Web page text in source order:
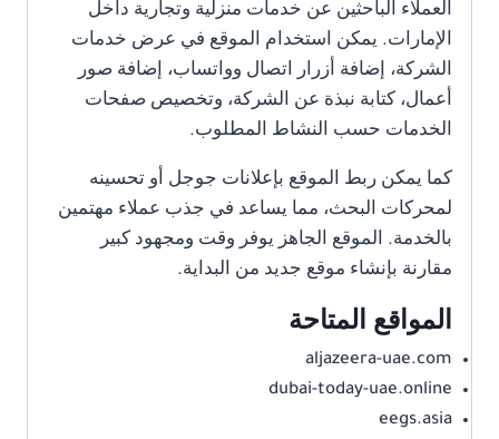
العملاء الباحثين عن خدمات منزلية وتجارية داخل
الإمارات. يمكن استخدام الموقع في عرض خدمات
الشركة، إضافة أزرار اتصال وواتساب، إضافة صور
أعمال، كتابة نبذة عن الشركة، وتخصيص صفحات
الخدمات حسب النشاط المطلوب.
كما يمكن ربط الموقع بإعلانات جوجل أو تحسينه
لمحركات البحث، مما يساعد في جذب عملاء مهتمين
بالخدمة. الموقع الجاهز يوفر وقت ومجهود كبير
مقارنة بإنشاء موقع جديد من البداية.
المواقع المتاحة
aljazeera-uae.com
dubai-today-uae.online
eegs.asia